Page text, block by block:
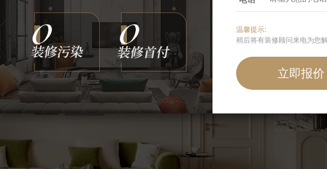
温馨提示:
稍后将有装修顾问来电为您